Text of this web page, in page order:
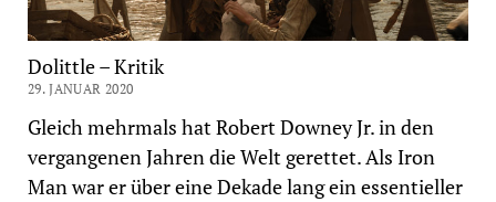
Dolittle – Kritik
29. JANUAR 2020
Gleich mehrmals hat Robert Downey Jr. in den
vergangenen Jahren die Welt gerettet. Als Iron
Man war er über eine Dekade lang ein essentieller